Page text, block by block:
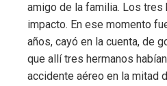
amigo de la familia. Los tres
impacto. En ese momento
años, cayó en la cuenta, de
que allí tres hermanos
accidente aéreo en la mitad